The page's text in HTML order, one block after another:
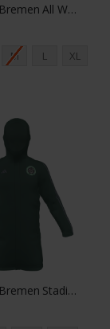
adidas CZV Bremen All Weather Jacket Senior grün
M L
XL
adidas CZV Bremen Stadium Jacket Youth green